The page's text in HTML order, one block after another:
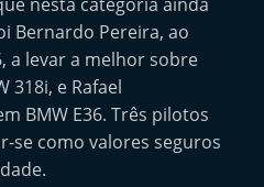
Bernardo Pereira, ao
a levar a melhor sobre
318i, e Rafael
BMW E36. Três pilotos
se como valores seguros